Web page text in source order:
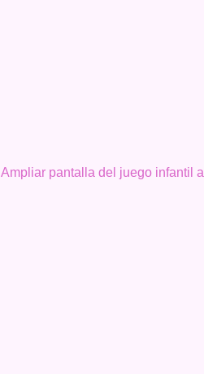
Ampliar pantalla del juego infantil a